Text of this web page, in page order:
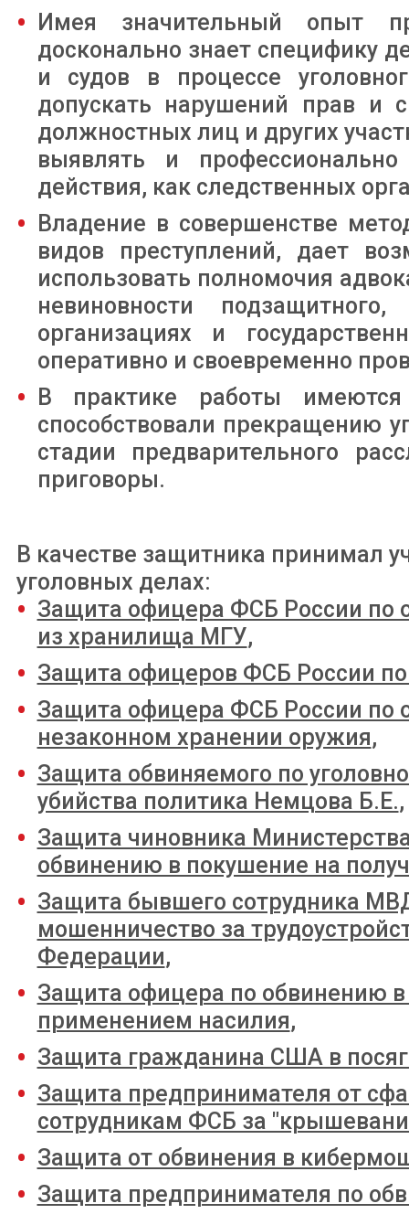
Имея значительный опыт
досконально знает специфику
и судов в процессе
допускать нарушений прав и
должностных лиц и других
выявлять и
действия, как следственных
Владение в совершенстве
видов преступлений, дает
использовать полномочия
невиновности
организациях и
оперативно и своевременно
В практике работы имеются
способствовали прекращению
стадии предварительного
приговоры.
В качестве защитника принимал
уголовных делах:
Защита офицера ФСБ России по
из хранилища МГУ,
Защита офицеров ФСБ России
Защита офицера ФСБ России по
незаконном хранении оружия,
Защита обвиняемого по
убийства политика Немцова Б.Е.,
Защита чиновника
обвинению в покушение на
Защита бывшего сотрудника
мошенничество за
Федерации,
Защита офицера по обвинению
применением насилия,
Защита гражданина США в
Защита предпринимателя от
сотрудникам ФСБ за
Защита от обвинения в
Защита предпринимателя по